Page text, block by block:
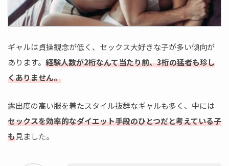
ギャルは貞操観念が低く、セックス大好きな子が多い傾向が
あります。 経験人数が2桁なんて当たり前、3桁の猛者も珍し
くありません。
露出度の高い服を着たスタイル抜群なギャルも多く、中には
セックスを効率的なダイエット手段のひとつだと考えている子
も見ました。